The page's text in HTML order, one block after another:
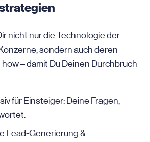
nicht nur die Technologie der
sondern auch deren
– damit Du Deinen Durchbruch
für Einsteiger: Deine Fragen,
Lead-Generierung &